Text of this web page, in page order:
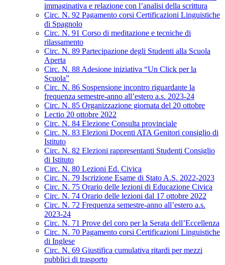
immaginativa e relazione con l’analisi della scrittura
Circ. N. 92 Pagamento corsi Certificazioni Linguistiche
di Spagnolo
Circ. N. 91 Corso di meditazione e tecniche di
rilassamento
Circ. N. 89 Partecipazione degli Studenti alla Scuola
Aperta
Circ. N. 88 Adesione iniziativa “Un Click per la
Scuola”
Circ. N. 86 Sospensione incontro riguardante la
frequenza semestre-anno all’estero a.s. 2023-24
Circ. N. 85 Organizzazione giornata del 20 ottobre
Lectio 20 ottobre 2022
Circ. N. 84 Elezione Consulta provinciale
Circ. N. 83 Elezioni Docenti ATA Genitori consiglio di
Istituto
Circ. N. 82 Elezioni rappresentanti Studenti Consiglio
di Istituto
Circ. N. 80 Lezioni Ed. Civica
Circ. N. 79 Iscrizione Esame di Stato A.S. 2022-2023
Circ. N. 75 Orario delle lezioni di Educazione Civica
Circ. N. 74 Orario delle lezioni dal 17 ottobre 2022
Circ. N. 72 Frequenza semestre-anno all’estero a.s.
2023-24
Circ. N. 71 Prove del coro per la Serata dell’Eccellenza
Circ. N. 70 Pagamento corsi Certificazioni Linguistiche
di Inglese
Circ. N. 69 Giustifica cumulativa ritardi per mezzi
pubblici di trasporto